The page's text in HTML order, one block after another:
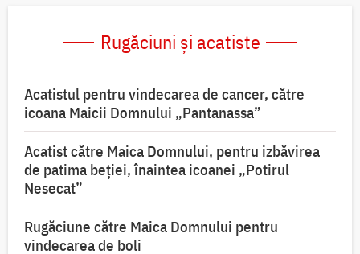
Rugăciuni și acatiste
Acatistul pentru vindecarea de cancer, către
icoana Maicii Domnului „Pantanassa”
Acatist către Maica Domnului, pentru izbăvirea
de patima beției, înaintea icoanei „Potirul
Nesecat”
Rugăciune către Maica Domnului pentru
vindecarea de boli